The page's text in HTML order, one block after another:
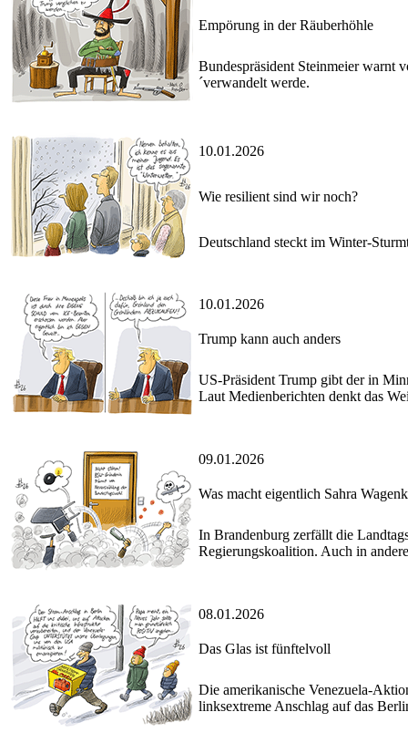
Empörung in der Räuberhöhle
Bundespräsident Steinmeier warnt
´verwandelt werde.
10.01.2026
Wie resilient sind wir noch?
Deutschland steckt im Winter-
10.01.2026
Trump kann auch anders
US-Präsident Trump gibt der in
Laut Medienberichten denkt das
09.01.2026
Was macht eigentlich Sahra
In Brandenburg zerfällt die
Regierungskoalition. Auch in
08.01.2026
Das Glas ist fünftelvoll
Die amerikanische Venezuela-
linksextreme Anschlag auf das